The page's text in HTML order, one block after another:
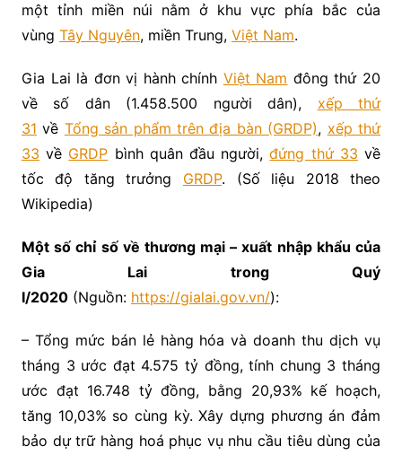
một tỉnh miền núi nằm ở khu vực phía bắc của
vùng Tây Nguyên, miền Trung, Việt Nam.
Gia Lai là đơn vị hành chính Việt Nam đông thứ 20
về số dân (1.458.500 người dân), xếp thứ
31 về Tổng sản phẩm trên địa bàn (GRDP), xếp thứ
33 về GRDP bình quân đầu người,đứng thứ 33 về
tốc độ tăng trưởng GRDP. (Số liệu 2018 theo
Wikipedia)
Một số chỉ số về thương mại – xuất nhập khẩu của
Gia Lai trong Quý
I/2020(Nguồn: https://gialai.gov.vn/):
– Tổng mức bán lẻ hàng hóa và doanh thu dịch vụ
tháng 3 ước đạt 4.575 tỷ đồng, tính chung 3 tháng
ước đạt 16.748 tỷ đồng, bằng 20,93% kế hoạch,
tăng 10,03% so cùng kỳ. Xây dựng phương án đảm
bảo dự trữ hàng hoá phục vụ nhu cầu tiêu dùng của